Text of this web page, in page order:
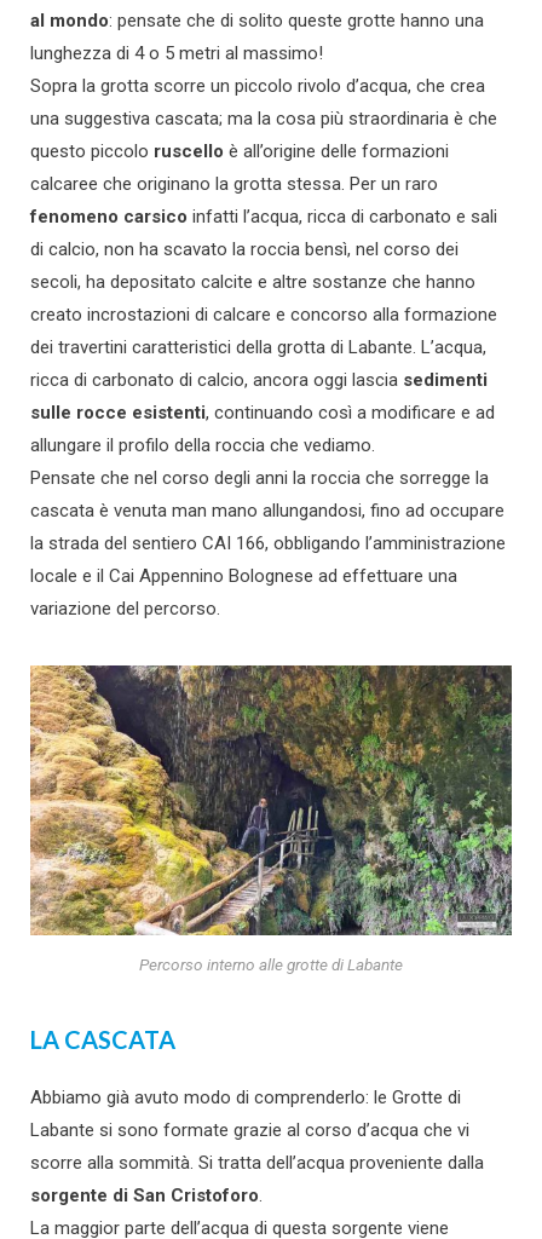
al mondo: pensate che di solito queste grotte hanno una
lunghezza di 4 o 5 metri al massimo!
Sopra la grotta scorre un piccolo rivolo d’acqua, che crea
una suggestiva cascata; ma la cosa più straordinaria è che
questo piccolo ruscello è all’origine delle formazioni
calcaree che originano la grotta stessa. Per un raro
fenomeno carsico infatti l’acqua, ricca di carbonato e sali
di calcio, non ha scavato la roccia bensì, nel corso dei
secoli, ha depositato calcite e altre sostanze che hanno
creato incrostazioni di calcare e concorso alla formazione
dei travertini caratteristici della grotta di Labante. L’acqua,
ricca di carbonato di calcio, ancora oggi lascia sedimenti
sulle rocce esistenti, continuando così a modificare e ad
allungare il profilo della roccia che vediamo.
Pensate che nel corso degli anni la roccia che sorregge la
cascata è venuta man mano allungandosi, fino ad occupare
la strada del sentiero CAI 166, obbligando l’amministrazione
locale e il Cai Appennino Bolognese ad effettuare una
variazione del percorso.
Percorso interno alle grotte di Labante
LA CASCATA
Abbiamo già avuto modo di comprenderlo: le Grotte di
Labante si sono formate grazie al corso d’acqua che vi
scorre alla sommità. Si tratta dell’acqua proveniente dalla
sorgente di San Cristoforo.
La maggior parte dell’acqua di questa sorgente viene